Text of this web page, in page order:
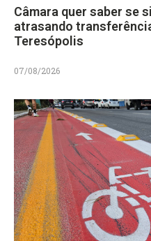
Câmara quer saber se
atrasando
Teresópolis
07/08/2026